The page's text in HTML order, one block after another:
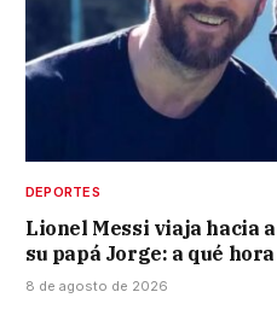
DEPORTES
Lionel Messi viaja hacia
su papá Jorge: a qué
8 de agosto de 2026